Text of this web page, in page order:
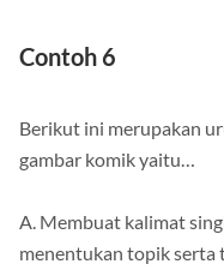
Contoh 6
Berikut ini merupakan
gambar komik yaitu…
A. Membuat kalimat
menentukan topik serta